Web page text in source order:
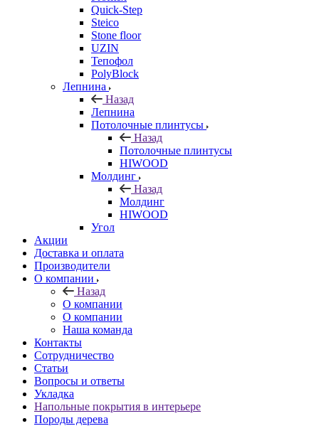
Quick-Step
Steico
Stone floor
UZIN
Тепофол
PolyBlock
Лепнина
Назад
Лепнина
Потолочные плинтусы
Назад
Потолочные плинтусы
HIWOOD
Молдинг
Назад
Молдинг
HIWOOD
Угол
Акции
Доставка и оплата
Производители
О компании
Назад
О компании
О компании
Наша команда
Контакты
Сотрудничество
Статьи
Вопросы и ответы
Укладка
Напольные покрытия в интерьере
Породы дерева